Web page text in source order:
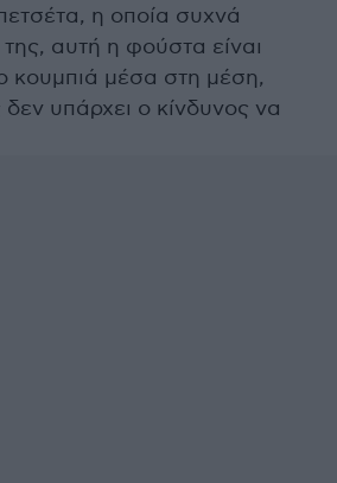
η οποία συχνά
της, αυτή η φούστα είναι
κουμπιά μέσα στη μέση,
υπάρχει ο κίνδυνος να